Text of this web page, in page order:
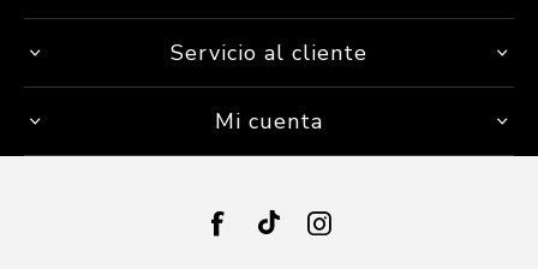
Servicio al cliente
Mi cuenta